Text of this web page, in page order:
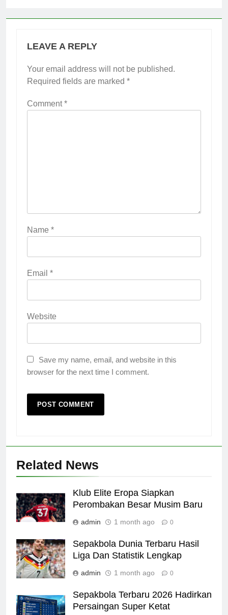
LEAVE A REPLY
Your email address will not be published.
Required fields are marked *
Comment*
Name *
Email *
Website
Save my name, email, and website in this
browser for the next time I comment.
Related News
Klub Elite Eropa Siapkan
Perombakan Besar Musim Baru
admin 1 month ago 0
Sepakbola Dunia Terbaru Hasil
Liga Dan Statistik Lengkap
admin 1 month ago 0
Sepakbola Terbaru 2026 Hadirkan
Persaingan Super Ketat